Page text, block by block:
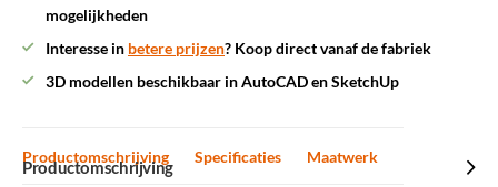
mogelijkheden
Interesse in betere prijzen? Koop direct vanaf de fabriek
3D modellen beschikbaar in AutoCAD en SketchUp
Productomschrijving Specificaties Maatwerk
Productomschrijving